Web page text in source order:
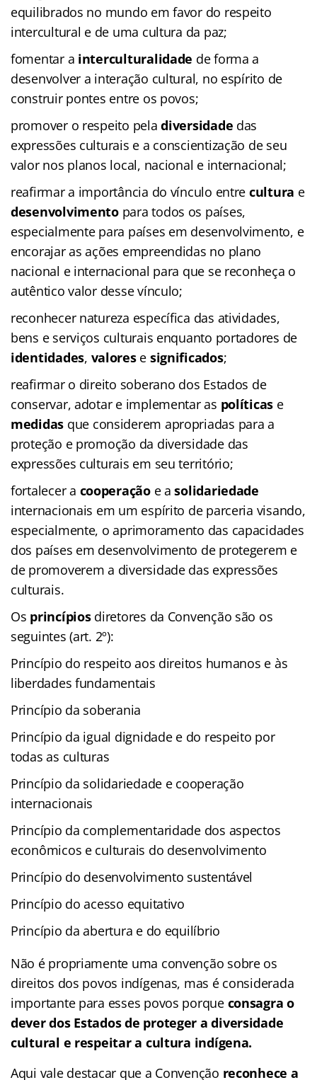
equilibrados no mundo em favor do respeito
intercultural e de uma cultura da paz;
fomentar a interculturalidade de forma a
desenvolver a interação cultural, no espírito de
construir pontes entre os povos;
promover o respeito peladiversidade das
expressões culturais e a conscientização de seu
valor nos planos local, nacional e internacional;
reafirmar a importância do vínculo entre cultura e
desenvolvimentopara todos os países,
especialmente para países em desenvolvimento, e
encorajar as ações empreendidas no plano
nacional e internacional para que se reconheça o
autêntico valor desse vínculo;
reconhecer natureza específica das atividades,
bens e serviços culturais enquanto portadores de
identidades, valorese significados;
reafirmar o direito soberano dos Estados de
conservar, adotar e implementar as políticas e
medidas que considerem apropriadas para a
proteção e promoção da diversidade das
expressões culturais em seu território;
fortalecer a cooperaçãoe asolidariedade
internacionais em um espírito de parceria visando,
especialmente, o aprimoramento das capacidades
dos países em desenvolvimento de protegerem e
de promoverem a diversidade das expressões
culturais.
Os princípiosdiretores da Convenção são os
seguintes (art. 2º):
Princípio do respeito aos direitos humanos e às
liberdades fundamentais
Princípio da soberania
Princípio da igual dignidade e do respeito por
todas as culturas
Princípio da solidariedade e cooperação
internacionais
Princípio da complementaridade dos aspectos
econômicos e culturais do desenvolvimento
Princípio do desenvolvimento sustentável
Princípio do acesso equitativo
Princípio da abertura e do equilíbrio
Não é propriamente uma convenção sobre os
direitos dos povos indígenas, mas é considerada
importante para esses povos porque consagra o
dever dos Estados de proteger a diversidade
cultural e respeitar a cultura indígena.
Aqui vale destacar que a Convenção reconhece a